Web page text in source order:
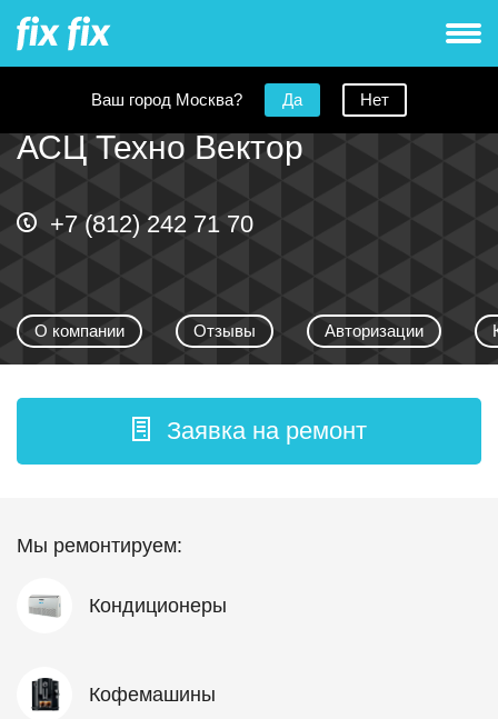
Ваш город Москва? Да Нет
АСЦ Техно Вектор
+7 (812) 242 71 70
О компании Отзывы Авторизации
Заявка на ремонт
Мы ремонтируем:
Кондиционеры
Кофемашины